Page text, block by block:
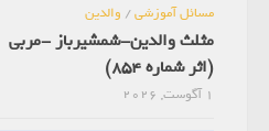
مسائل آموزشی/ والدین
مثلث والدین-شمشیرباز -مربی
(اثر شماره 854)
1 آگوست, 2026